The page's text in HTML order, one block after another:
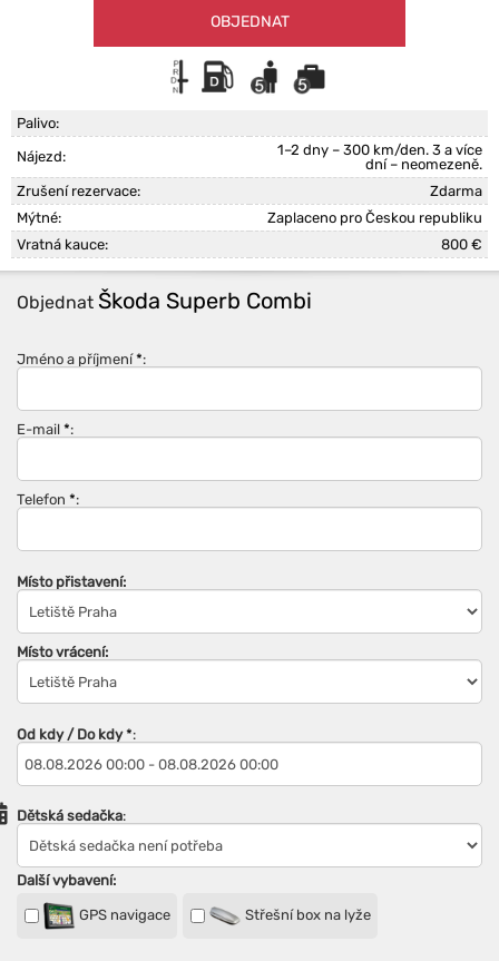
OBJEDNAT
Palivo:
Nájezd:
1–2 dny – 300 km/den. 3 a více
dní – neomezeně.
Zrušení rezervace:
Zdarma
Mýtné:
Zaplaceno pro Českou republiku
Vratná kauce:
800 €
Objednat Škoda Superb Combi
Jméno a příjmení*:
E-mail *:
Telefon *:
Místo přistavení:
Místo vrácení:
Od kdy / Do kdy *:
Dětská sedačka:
Další vybavení:
GPS navigace Střešní box na lyže